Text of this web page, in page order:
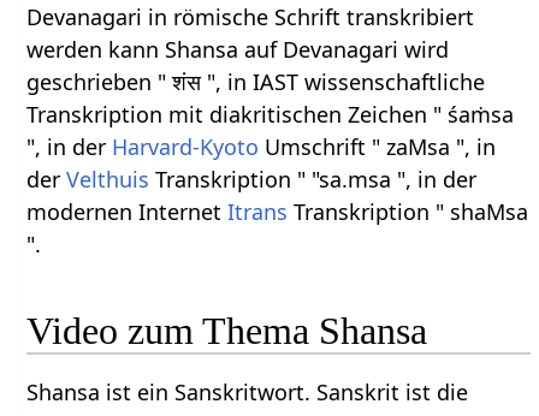
Devanagari in römische Schrift transkribiert
werden kann Shansa auf Devanagari wird
geschrieben " शंस ", in IAST wissenschaftliche
Transkription mit diakritischen Zeichen " śaṁsa
", in der Harvard-Kyoto Umschrift " zaMsa ", in
derVelthuis Transkription " "sa.msa ", in der
modernen InternetItrans Transkription " shaMsa
".
Video zum Thema Shansa
Shansa ist ein Sanskritwort. Sanskrit ist die